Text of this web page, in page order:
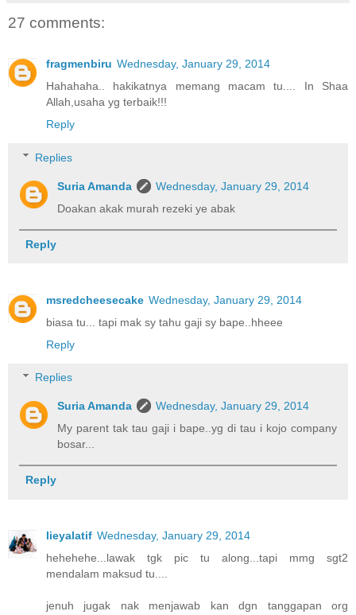
27 comments:
fragmenbiru Wednesday, January 29, 2014
Hahahaha.. hakikatnya memang macam tu.... In Shaa
Allah,usaha yg terbaik!!!
Reply
Replies
Suria Amanda
Wednesday, January 29, 2014
Doakan akak murah rezeki ye abak
Reply
msredcheesecake Wednesday, January 29, 2014
biasa tu... tapi mak sy tahu gaji sy bape..hheee
Reply
Replies
Suria Amanda
Wednesday, January 29, 2014
My parent tak tau gaji i bape..yg di tau i kojo company
bosar...
Reply
lieyalatif Wednesday, January 29, 2014
hehehehe...lawak tgk pic tu along...tapi mmg sgt2
mendalam maksud tu....
jenuh jugak nak menjawab kan dgn tanggapan org